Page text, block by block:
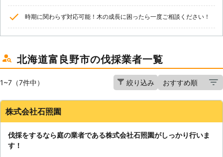
時期に関わらず対応可能！木の成長に困ったら一度ご相談ください！
北海道富良野市の伐採業者一覧
1~7（7件中） 絞り込み
株式会社石照園
伐採をするなら庭の業者である株式会社石照園がしっかり行いま
す！